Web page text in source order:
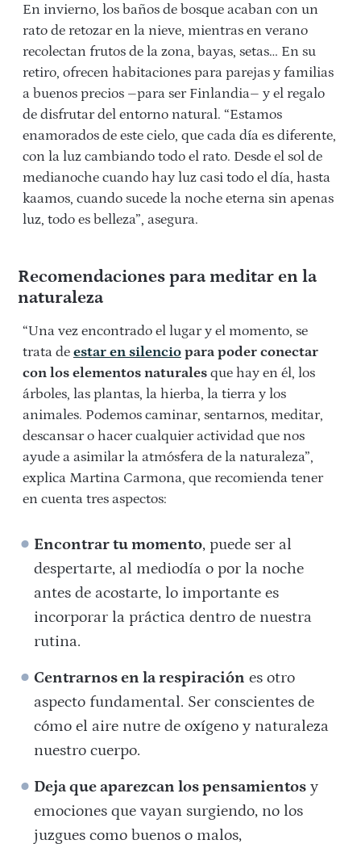
En invierno, los baños de bosque acaban con un
rato de retozar en la nieve, mientras en verano
recolectan frutos de la zona, bayas, setas… En su
retiro, ofrecen habitaciones para parejas y familias
a buenos precios –para ser Finlandia– y el regalo
de disfrutar del entorno natural. “Estamos
enamorados de este cielo, que cada día es diferente,
con la luz cambiando todo el rato. Desde el sol de
medianoche cuando hay luz casi todo el día, hasta
kaamos, cuando sucede la noche eterna sin apenas
luz, todo es belleza”, asegura.
Recomendaciones para meditar en la
naturaleza
“Una vez encontrado el lugar y el momento, se
trata de estar en silencio para poder conectar
con los elementos naturales que hay en él, los
árboles, las plantas, la hierba, la tierra y los
animales. Podemos caminar, sentarnos, meditar,
descansar o hacer cualquier actividad que nos
ayude a asimilar la atmósfera de la naturaleza”,
explica Martina Carmona, que recomienda tener
en cuenta tres aspectos:
Encontrar tu momento, puede ser al
despertarte, al mediodía o por la noche
antes de acostarte, lo importante es
incorporar la práctica dentro de nuestra
rutina.
Centrarnos en la respiración es otro
aspecto fundamental. Ser conscientes de
cómo el aire nutre de oxígeno y naturaleza
nuestro cuerpo.
Deja que aparezcan los pensamientos y
emociones que vayan surgiendo, no los
juzgues como buenos o malos,